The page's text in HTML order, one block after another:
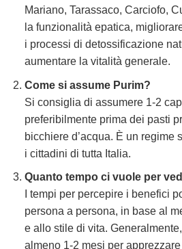
Mariano, Tarassaco, Carciofo,
la funzionalità epatica,
i processi di detossificazione
aumentare la vitalità generale.
Come si assume Purim?
Si consiglia di assumere 1-2
preferibilmente prima dei pasti
bicchiere d’acqua. È un regime
i cittadini di tutta Italia.
Quanto tempo ci vuole per
I tempi per percepire i benefici
persona a persona, in base al
e allo stile di vita.
almeno 1-2 mesi per